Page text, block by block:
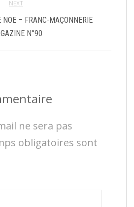
NEXT
– FRANC-MAÇONNERIE
N°90
ne sera pas
obligatoires sont